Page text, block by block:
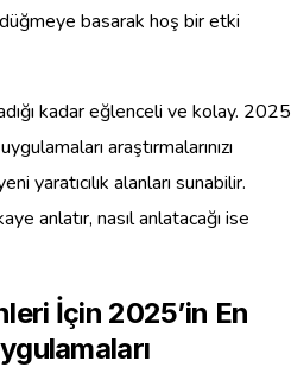
basarak hoş bir etki
kadar eğlenceli ve kolay. 2025
araştırmalarınızı
yaratıcılık alanları sunabilir.
anlatır, nasıl anlatacağı ise
İçin 2025’in En